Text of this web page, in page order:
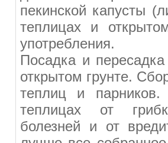
пекинской капусты
теплицах и
употребления.
Посадка и
открытом грунте.
теплиц и
теплицах от
болезней и от